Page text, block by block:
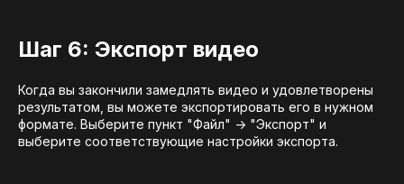
Шаг 6: Экспорт видео
Когда вы закончили замедлять видео и удовлетворены
результатом, вы можете экспортировать его в нужном
формате. Выберите пункт "Файл" -> "Экспорт" и
выберите соответствующие настройки экспорта.